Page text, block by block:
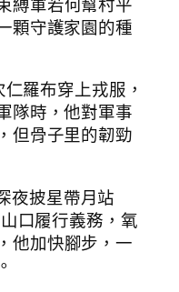
顆守護家園的種
仁羅布穿上戎服，
隊時，他對軍事
但骨子里的韌勁
夜披星帶月站
口履行義務，氧
他加快腳步，一